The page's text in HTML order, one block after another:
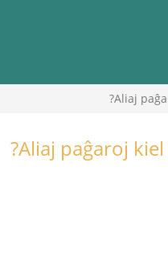
Aliaj
Aliaj paĝaroj